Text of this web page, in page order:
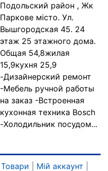
Подольский район , Жк
Паркове місто. Ул.
Вышгородская 45. 24
этаж 25 этажного дома.
Общая 54,8жилая
15,9кухня 25,9
-Дизайнерский ремонт
-Мебель ручной работы
на заказ -Встроенная
кухонная техника Bosch
-Холодильник посудом...
Товари Мій аккаунт